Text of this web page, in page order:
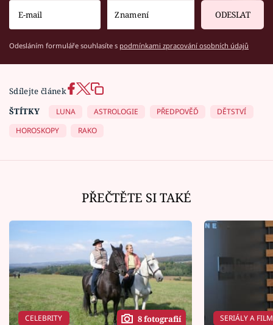
ODESLAT
Odesláním formuláře souhlasíte s podmínkami zpracování osobních údajů
Sdílejte článek
ŠTÍTKY
LUNA ASTROLOGIE PŘEDPOVĚĎ
DĚTSTVÍ
HOROSKOPY
RAKO
PŘEČTĚTE SI TAKÉ
CELEBRITY 8 fotografií SERIÁLY A